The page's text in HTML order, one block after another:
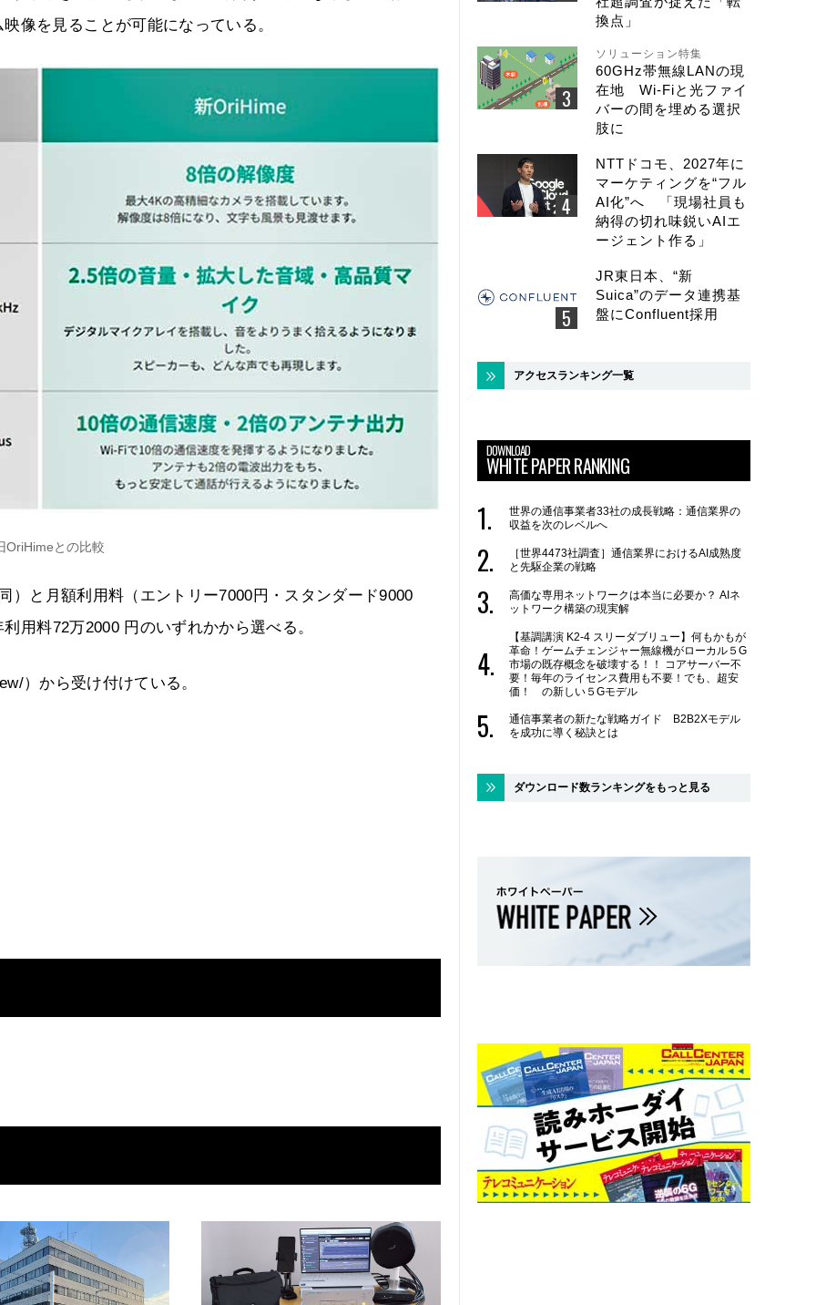
像を見ることが可能になっている。
OriHimeとの比較
）と月額利用料（エントリー7000円・スタンダード9000
用料72万2000 円のいずれかから選べる。
）から受け付けている。
換点」
ソリューション特集
60GHz帯無線LANの現
在地 Wi-Fiと光ファイ
バーの間を埋める選択
肢に
NTTドコモ、2027年に
マーケティングを“フル
AI化”へ 「現場社員も
納得の切れ味鋭いAIエ
ージェント作る」
JR東日本、“新
Suica”のデータ連携基
盤にConfluent採用
アクセスランキング一覧
DOWNLOAD
WHITE PAPER RANKING
世界の通信事業者33社の成長戦略：通信業界の
収益を次のレベルへ
［世界4473社調査］通信業界におけるAI成熟度
と先駆企業の戦略
高価な専用ネットワークは本当に必要か？ AIネ
ットワーク構築の現実解
【基調講演 K2-4 スリーダブリュー】何もかもが
革命！ゲームチェンジャー無線機がローカル５G
市場の既存概念を破壊する！！ コアサーバー不
要！毎年のライセンス費用も不要！でも、超安
価！ の新しい５Gモデル
通信事業者の新たな戦略ガイド B2B2Xモデル
を成功に導く秘訣とは
ダウンロード数ランキングをもっと見る